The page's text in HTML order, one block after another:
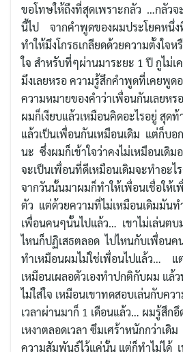
ขอโทษให้ถึงที่สุดเพราะกลัว …กลัว
นี้ไป จากคำพูดของผมประโยคหนึ่ง
ทำให้มึงโกรธเกลียดด้วยความตั้งใจ
ใจ สำหรับที่ๆผ่านมาระยะ 1 ปี กูไม่
มึงเลยหรอ ความรู้​สึกคำพูดที่เคยพูด
ความหมายของคำว่าเพื่อนกันเลยห
ผมก็เงียบแล้วเหมือนคิดอะไรอยู่ สุด
แล้วเป็นเพื่อนกันเหมือนเดิม แต่ก็บอ
นะ ซึ่งผมก็เข้าใจว่าคงไม่เหมือนเดิ
จะเป็นเพื่อนที่ดีเหมือนเดิมจะทำอะ
จากวันนั้นมาผมก็ทำให้เพื่อนเชื่อให้เ
ตัว แต่ด้วยความที่ไม่เหมือนเดิมมันท
เพื่อนคนๆนั้นไปแล้ว… เขาไม่เล่นต
ไหนก็ปฏิเสธ​ตลอด ไปไหนกับเพื่อน
ทำเหมือนผมไม่ใช่เพื่อนไปแล้ว… แ
เหมือนเผลอตัวเองทำปกติกับผม แล้
ไม่ใส่ใจ เหมือนเขาทดสอบเล่นกับค
เวลาผ่านมาก็ 1 เดือนแล้ว… ผมรู้สึกอึ
เหงาตลอดเวลา ซึมเศร้า​หนักกว่าเ
ความสัมพันธ์​ไว้แค่นั้น แต่ก็ทำไม่ได้